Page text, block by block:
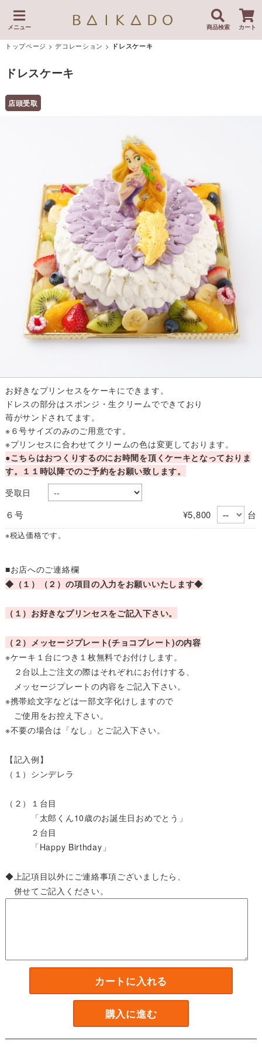
メニュー 商品検索 カート
トップページ >デコレーション > ドレスケーキ
ドレスケーキ
店頭受取
お好きなプリンセスをケーキにできます。
ドレスの部分はスポンジ・生クリームでできており
苺がサンドされてます。
※６号サイズのみのご用意です。
※プリンセスに合わせてクリームの色は変更しております。
●こちらはおつくりするのにお時間を頂くケーキとなっておりま
す。１１時以降でのご予約をお願い致します。
受取日
６号 ¥5,800 台
※税込価格です。
■お店へのご連絡欄
◆（１）（２）の項目の入力をお願いいたします◆
（１）お好きなプリンセスをご記入下さい。
（２）メッセージプレート(チョコプレート)の内容
※ケーキ１台につき１枚無料でお付けします。
２台以上ご注文の際はそれぞれにお付けする、
メッセージプレートの内容をご記入下さい。
※携帯絵文字などは一部文字化けしますので
ご使用をお控え下さい。
※不要の場合は「なし」とご記入下さい。
【記入例】
（１）シンデレラ
（２）１台目
「太郎くん10歳のお誕生日おめでとう」
２台目
「Happy Birthday」
◆上記項目以外にご連絡事項ございましたら、
併せてご記入ください。
カートに入れる
購入に進む